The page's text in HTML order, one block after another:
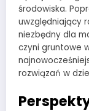
środowiska.
uwzględniający
niezbędny dla
czyni gruntowe
rozwiązań w